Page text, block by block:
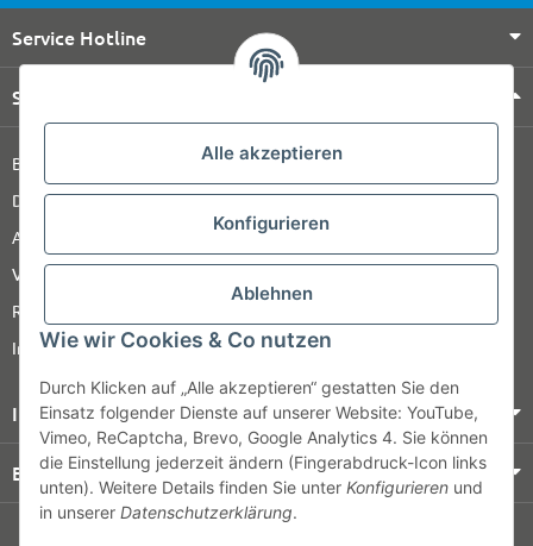
Alle akzeptieren
Konfigurieren
Ablehnen
Wie wir Cookies & Co nutzen
Durch Klicken auf „Alle akzeptieren“ gestatten Sie den
Einsatz folgender Dienste auf unserer Website: YouTube,
Vimeo, ReCaptcha, Brevo, Google Analytics 4. Sie können
die Einstellung jederzeit ändern (Fingerabdruck-Icon links
unten). Weitere Details finden Sie unter Konfigurieren und
in unserer Datenschutzerklärung.
Service Hotline
Shop Service
Barrierefreiheitserklärung
Datenschutz
AGB
Versandinformationen
Retour
Impressum
Informationen
Bezahlung & Versand
© HOZ MEDI WERK